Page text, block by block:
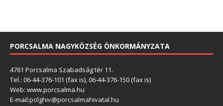
PORCSALMA NAGYKÖZSÉG ÖNKORMÁNYZATA
4761 Porcsalma Szabadság tér 11.
Tel.: 06-44-376-101 (fax is), 06-44-376-150 (fax is)
Web: www.porcsalma.hu
E-mail:polghiv@porcsalmahivatal.hu